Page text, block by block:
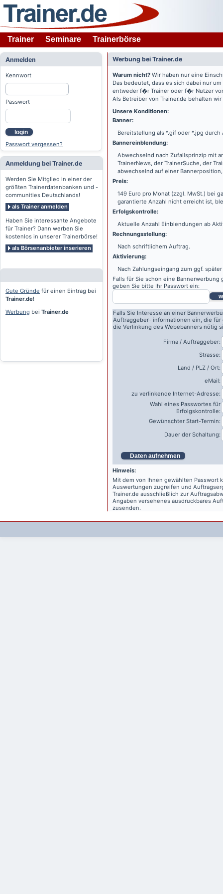
Trainer Seminare Trainerbörse
Anmelden
Kennwort
Passwort
login
Passwort vergessen?
Anmeldung bei Trainer.de
Werden Sie Mitglied in einer der
größten Trainerdatenbanken und -
communities Deutschlands!
als Trainer anmelden
Haben Sie interessante Angebote
für Trainer? Dann werben Sie
kostenlos in unserer Trainerbörse!
als Börsenanbieter inserieren
Gute Gründe für einen Eintrag bei
Trainer.de!
Werbung bei Trainer.de
Werbung bei Trainer.de
Warum nicht? Wir haben nur eine
Das bedeutet, dass es sich dabei nur
entweder f�r Trainer oder f�r Nutzer
Als Betreiber von Trainer.de behalten
Unsere Konditionen:
Banner:
Bereitstellung als *.gif oder *.jpg durch
Bannereinblendung:
Abwechselnd nach Zufallsprinzip mit
TrainerNews, der TrainerSuche, der
abwechselnd auf einer
Preis:
149 Euro pro Monat (zzgl. MwSt.) bei
garantierte Anzahl nicht erreicht ist,
Erfolgskontrolle:
Aktuelle Anzahl Einblendungen ab
Rechnungsstellung:
Nach schriftlichem Auftrag.
Aktivierung:
Nach Zahlungseingang zum ggf.
Falls für Sie schon eine Bannerwerbung
geben Sie bitte Ihr Passwort ein:
Falls Sie Interesse an einer
Auftraggeber- informationen ein, die
die Verlinkung des Webebanners nötig
Firma / Auftraggeber:
Strasse:
Land / PLZ / Ort:
eMail:
zu verlinkende Internet-Adresse:
Wahl eines Passwortes für
Erfolgskontrolle:
Gewünschter Start-Termin:
Dauer der Schaltung:
Daten aufnehmen
Hinweis:
Mit dem von Ihnen gewählten Passwort
Auswertungen zugreifen und
Trainer.de ausschließlich zur
Angaben versehenes ausdruckbares
zusenden.